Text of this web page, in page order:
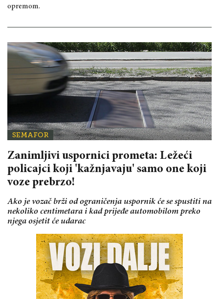
opremom.
SEMAFOR
Zanimljivi uspornici prometa: Ležeći
policajci koji 'kažnjavaju' samo one koji
voze prebrzo!
Ako je vozač brži od ograničenja uspornik će se spustiti na
nekoliko centimetara i kad prijeđe automobilom preko
njega osjetit će udarac